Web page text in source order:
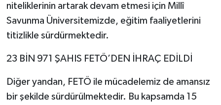
niteliklerinin artarak devam etmesi için Millî
Savunma Üniversitemizde, eğitim faaliyetlerini
titizlikle sürdürmektedir.
23 BİN 971 ŞAHIS FETÖ’DEN İHRAÇ EDİLDİ
Diğer yandan, FETÖ ile mücadelemiz de amansız
bir şekilde sürdürülmektedir. Bu kapsamda 15